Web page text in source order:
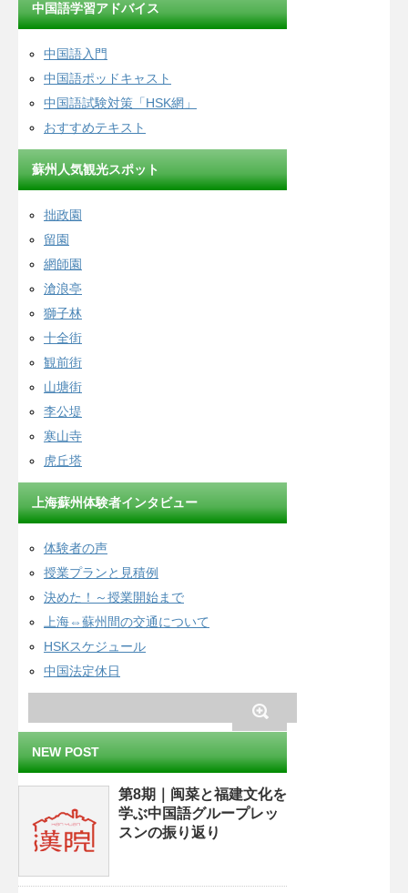
中国語学習アドバイス
中国語入門
中国語ポッドキャスト
中国語試験対策「HSK網」
おすすめテキスト
蘇州人気観光スポット
拙政園
留園
網師園
滄浪亭
獅子林
十全街
観前街
山塘街
李公堤
寒山寺
虎丘塔
上海蘇州体験者インタビュー
体験者の声
授業プランと見積例
決めた！～授業開始まで
上海⇔蘇州間の交通について
HSKスケジュール
中国法定休日
NEW POST
第8期｜闽菜と福建文化を
学ぶ中国語グループレッ
スンの振り返り